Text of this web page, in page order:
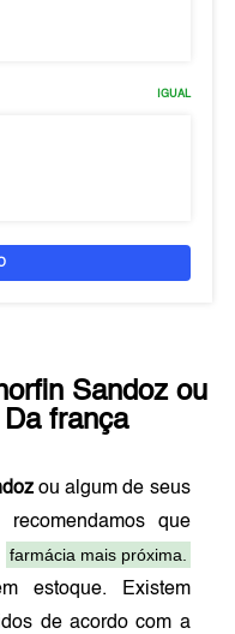
IGUAL
Sandozou
Da frança
ou algum de seus
recomendamos que
farmácia mais próxima.
estoque. Existem
de acordo com a